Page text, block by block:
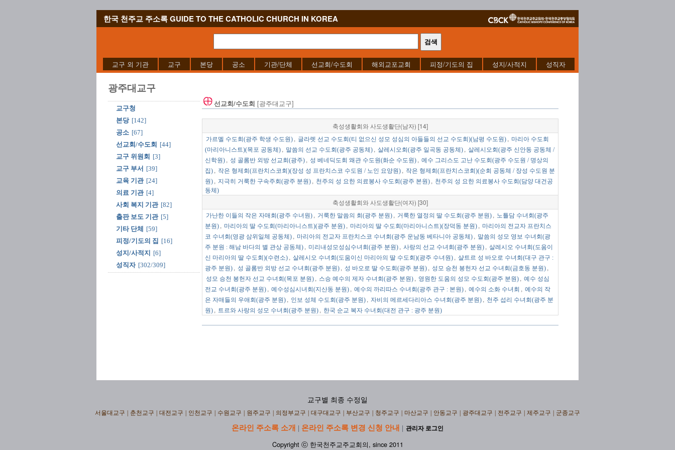
한국 천주교 주소록 GUIDE TO THE CATHOLIC CHURCH IN KOREA
교구 외 기관 교구 본당 공소 기관/단체 선교회/수도회 해외교포교회 피정/기도의 집 성지/사적지 성직자
광주대교구
교구청
본당 [142]
공소 [67]
선교회/수도회 [44]
교구 위원회 [3]
교구 부서 [39]
교육 기관 [24]
의료 기관 [4]
사회 복지 기관 [82]
출판 보도 기관 [5]
기타 단체
[59]
피정/기도의 집 [16]
성지/사적지
[6]
성직자 [302/309]
선교회/수도회 [광주대교구]
축성생활회와 사도생활단(남자) [14]
가르멜 수도회(광주 학생 수도원) , 글라렛 선교 수도회(티 없으신 성모 성심의 아들들의 선교 수도회)(남평 수도원) , 마리아 수도회
(마리아니스트)(목포 공동체) , 말씀의 선교 수도회(광주 공동체) , 살레시오회(광주 일곡동 공동체) , 살레시오회(광주 신안동 공동체 /
신학원) , 성 골롬반 외방 선교회(광주) , 성 베네딕도회 왜관 수도원(화순 수도원) , 예수 그리스도 고난 수도회(광주 수도원 / 명상의
집) , 작은 형제회(프란치스코회)(장성 성 프란치스코 수도원 / 노인 요양원) , 작은 형제회(프란치스코회)(순회 공동체 / 장성 수도원 분
원) , 지극히 거룩한 구속주회(광주 분원) , 천주의 성 요한 의료봉사 수도회(광주 본원) , 천주의 성 요한 의료봉사 수도회(담양 대건공
동체)
축성생활회와 사도생활단(여자) [30]
가난한 이들의 작은 자매회(광주 수녀원) , 거룩한 말씀의 회(광주 분원) , 거룩한 열정의 딸 수도회(광주 분원) , 노틀담 수녀회(광주
분원) , 마리아의 딸 수도회(마리아니스트)(광주 분원) , 마리아의 딸 수도회(마리아니스트)(장덕동 분원) , 마리아의 전교자 프란치스
코 수녀회(영광 삼위일체 공동체) , 마리아의 전교자 프란치스코 수녀회(광주 운남동 베타니아 공동체) , 말씀의 성모 영보 수녀회(광
주 분원 : 해남 바다의 별 관상 공동체) , 미리내성모성심수녀회(광주 분원) , 사랑의 선교 수녀회(광주 분원) , 살레시오 수녀회(도움이
신 마리아의 딸 수도회)(수련소) , 살레시오 수녀회(도움이신 마리아의 딸 수도회)(광주 수녀원) , 샬트르 성 바오로 수녀회(대구 관구 :
광주 분원) , 성 골롬반 외방 선교 수녀회(광주 분원) , 성 바오로 딸 수도회(광주 분원) , 성모 승천 봉헌자 선교 수녀회(금호동 분원) ,
성모 승천 봉헌자 선교 수녀회(목포 분원) , 스승 예수의 제자 수녀회(광주 분원) , 영원한 도움의 성모 수도회(광주 분원) , 예수 성심
전교 수녀회(광주 분원) , 예수성심시녀회(지산동 분원) , 예수의 까리따스 수녀회(광주 관구 : 본원) , 예수의 소화 수녀회 , 예수의 작
은 자매들의 우애회(광주 분원) , 인보 성체 수도회(광주 분원) , 자비의 메르세다리아스 수녀회(광주 분원) , 천주 섭리 수녀회(광주 분
원) , 트르와 사랑의 성모 수녀회(광주 분원) , 한국 순교 복자 수녀회(대전 관구 : 광주 분원)
교구별 최종 수정일
서울대교구 춘천교구 대전교구 인천교구 수원교구 원주교구 의정부교구 대구대교구 부산교구 청주교구 마산교구 안동교구 광주대교구 전주교구 제주교구 군종교구
온라인 주소록 소개 | 온라인 주소록 변경 신청 안내 | 관리자 로그인
Copyright ⓒ 한국천주교주교회의, since 2011